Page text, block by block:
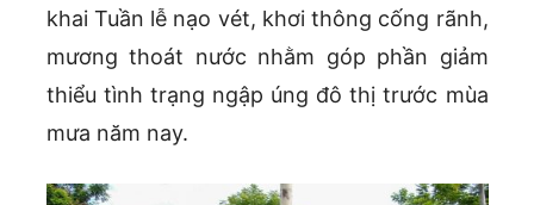
khai Tuần lễ nạo vét, khơi thông cống rãnh,
mương thoát nước nhằm góp phần giảm
thiểu tình trạng ngập úng đô thị trước mùa
mưa năm nay.